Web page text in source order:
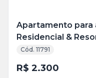
Apartamento para
Residencial &
Cód. 11791
R$ 2.300